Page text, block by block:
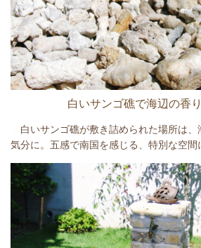
白いサンゴ礁で海辺の香
白いサンゴ礁が敷き詰められた場所は
気分に。五感で南国を感じる、特別な空間